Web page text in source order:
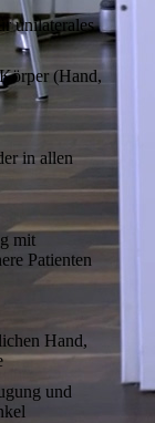
unilaterales
(Hand,
in allen
mit
Patienten
Hand,
und